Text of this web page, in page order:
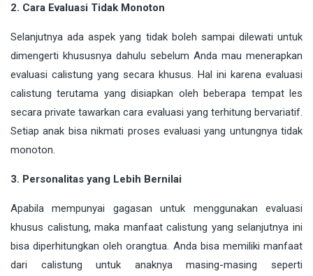
2. Cara Evaluasi Tidak Monoton
Selanjutnya ada aspek yang tidak boleh sampai dilewati untuk
dimengerti khususnya dahulu sebelum Anda mau menerapkan
evaluasi calistung yang secara khusus. Hal ini karena evaluasi
calistung terutama yang disiapkan oleh beberapa tempat les
secara private tawarkan cara evaluasi yang terhitung bervariatif.
Setiap anak bisa nikmati proses evaluasi yang untungnya tidak
monoton.
3. Personalitas yang Lebih Bernilai
Apabila mempunyai gagasan untuk menggunakan evaluasi
khusus calistung, maka manfaat calistung yang selanjutnya ini
bisa diperhitungkan oleh orangtua. Anda bisa memiliki manfaat
dari calistung untuk anaknya masing-masing seperti